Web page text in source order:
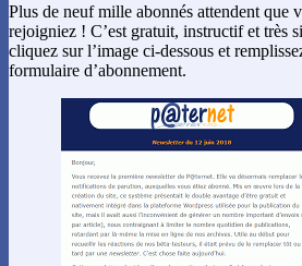
Plus de neuf mille abonnés attendent que
rejoigniez ! C’est gratuit, instructif et très
cliquez sur l’image ci-dessous et
formulaire d’abonnement.